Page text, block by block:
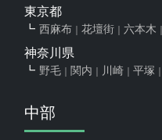
東京都
西麻布 花壇街 六本木
神奈川県
野毛 関内 川崎 平塚
中部